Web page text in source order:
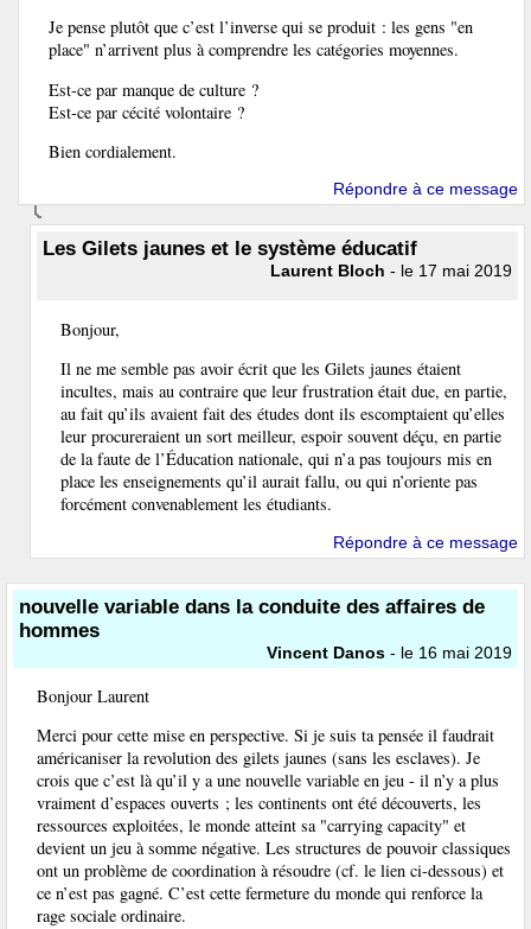
Je pense plutôt que c’est l’inverse qui se produit : les gens "en
place" n’arrivent plus à comprendre les catégories moyennes.
Est-ce par manque de culture ?
Est-ce par cécité volontaire ?
Bien cordialement.
Répondre à ce message
Les Gilets jaunes et le système éducatif
Laurent Bloch - le 17 mai 2019
Bonjour,
Il ne me semble pas avoir écrit que les Gilets jaunes étaient
incultes, mais au contraire que leur frustration était due, en partie,
au fait qu’ils avaient fait des études dont ils escomptaient qu’elles
leur procureraient un sort meilleur, espoir souvent déçu, en partie
de la faute de l’Éducation nationale, qui n’a pas toujours mis en
place les enseignements qu’il aurait fallu, ou qui n’oriente pas
forcément convenablement les étudiants.
Répondre à ce message
nouvelle variable dans la conduite des affaires de
hommes
Vincent Danos - le 16 mai 2019
Bonjour Laurent
Merci pour cette mise en perspective. Si je suis ta pensée il faudrait
américaniser la revolution des gilets jaunes (sans les esclaves). Je
crois que c’est là qu’il y a une nouvelle variable en jeu - il n’y a plus
vraiment d’espaces ouverts ; les continents ont été découverts, les
ressources exploitées, le monde atteint sa "carrying capacity" et
devient un jeu à somme négative. Les structures de pouvoir classiques
ont un problème de coordination à résoudre (cf. le lien ci-dessous) et
ce n’est pas gagné. C’est cette fermeture du monde qui renforce la
rage sociale ordinaire.